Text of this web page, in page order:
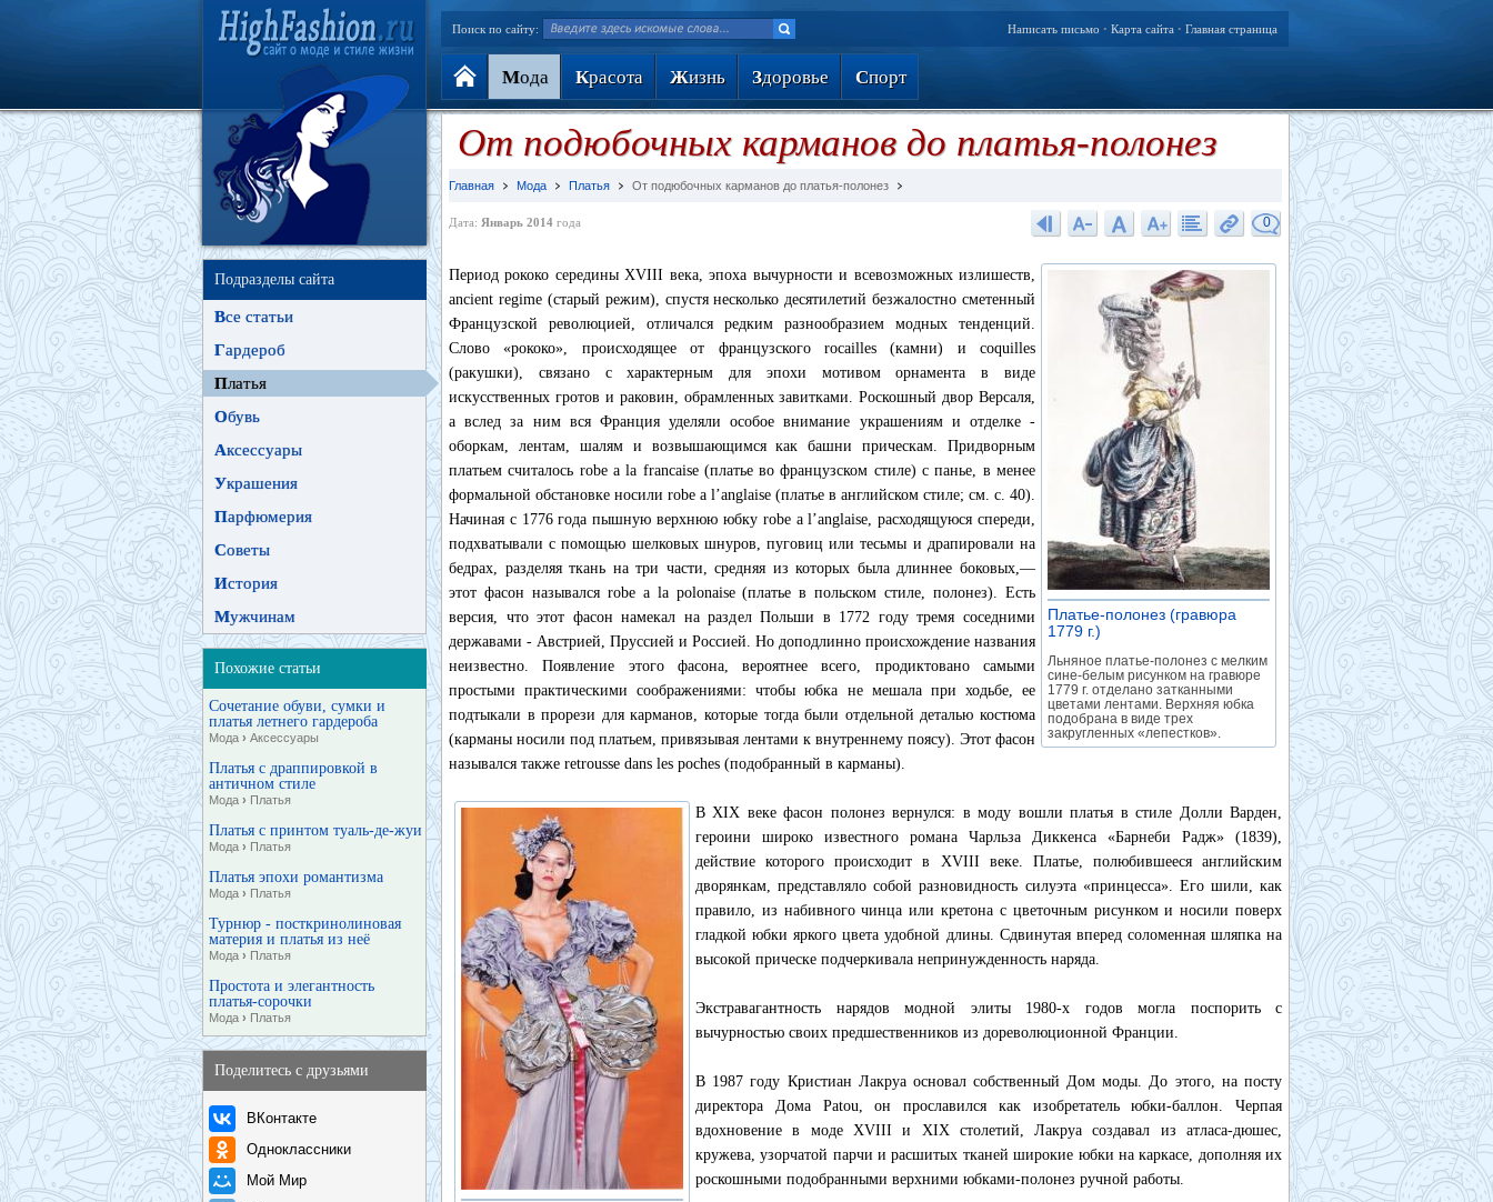
Поиск по сайту: Написать письмо • Карта сайта • Главная страница
Мода Красота Жизнь Здоровье Спорт
Подразделы сайта
Все статьи
Гардероб
Платья
Обувь
Аксессуары
Украшения
Парфюмерия
Советы
История
Мужчинам
Похожие статьи
Сочетание обуви, сумки и
платья летнего гардероба
Мода › Аксессуары
Платья с драппировкой в
античном стиле
Мода › Платья
Платья с принтом туаль-де-жуи
Мода › Платья
Платья эпохи романтизма
Мода › Платья
Турнюр - посткринолиновая
материя и платья из неё
Мода › Платья
Простота и элегантность
платья-сорочки
Мода › Платья
Поделитесь с друзьями
ВКонтакте
Одноклассники
Мой Мир
От подюбочных карманов до платья-полонез
Главная Мода Платья От подюбочных карманов до платья-полонез
Дата: Январь 2014 года 0
Платье-полонез (гравюра
1779 г.)
Льняное платье-полонез с мелким
сине-белым рисунком на гравюре
1779 г. отделано затканными
цветами лентами. Верхняя юбка
подобрана в виде трех
закругленных «лепестков».
Период рококо середины XVIII века, эпоха вычурности и всевозможных излишеств,
ancient regime (старый режим), спустя несколько десятилетий безжалостно сметенный
Французской революцией, отличался редким разнообразием модных тенденций.
Слово «рококо», происходящее от французского rocailles (камни) и coquilles
(ракушки), связано с характерным для эпохи мотивом орнамента в виде
искусственных гротов и раковин, обрамленных завитками. Роскошный двор Версаля,
а вслед за ним вся Франция уделяли особое внимание украшениям и отделке -
оборкам, лентам, шалям и возвышающимся как башни прическам. Придворным
платьем считалось robe a la francaise (платье во французском стиле) с панье, в менее
формальной обстановке носили robe a l’anglaise (платье в английском стиле; см. с. 40).
Начиная с 1776 года пышную верхнюю юбку robe a l’anglaise, расходящуюся спереди,
подхватывали с помощью шелковых шнуров, пуговиц или тесьмы и драпировали на
бедрах, разделяя ткань на три части, средняя из которых была длиннее боковых,—
этот фасон назывался robe a la polonaise (платье в польском стиле, полонез). Есть
версия, что этот фасон намекал на раздел Польши в 1772 году тремя соседними
державами - Австрией, Пруссией и Россией. Но доподлинно происхождение названия
неизвестно. Появление этого фасона, вероятнее всего, продиктовано самыми
простыми практическими соображениями: чтобы юбка не мешала при ходьбе, ее
подтыкали в прорези для карманов, которые тогда были отдельной деталью костюма
(карманы носили под платьем, привязывая лентами к внутреннему поясу). Этот фасон
назывался также retrousse dans les poches (подобранный в карманы).
В XIX веке фасон полонез вернулся: в моду вошли платья в стиле Долли Варден,
героини широко известного романа Чарльза Диккенса «Барнеби Радж» (1839),
действие которого происходит в XVIII веке. Платье, полюбившееся английским
дворянкам, представляло собой разновидность силуэта «принцесса». Его шили, как
правило, из набивного чинца или кретона с цветочным рисунком и носили поверх
гладкой юбки яркого цвета удобной длины. Сдвинутая вперед соломенная шляпка на
высокой прическе подчеркивала непринужденность наряда.
Экстравагантность нарядов модной элиты 1980-х годов могла поспорить с
вычурностью своих предшественников из дореволюционной Франции.
В 1987 году Кристиан Лакруа основал собственный Дом моды. До этого, на посту
директора Дома Patou, он прославился как изобретатель юбки-баллон. Черпая
вдохновение в моде XVIII и XIX столетий, Лакруа создавал из атласа-дюшес,
кружева, узорчатой парчи и расшитых тканей широкие юбки на каркасе, дополняя их
роскошными подобранными верхними юбками-полонез ручной работы.